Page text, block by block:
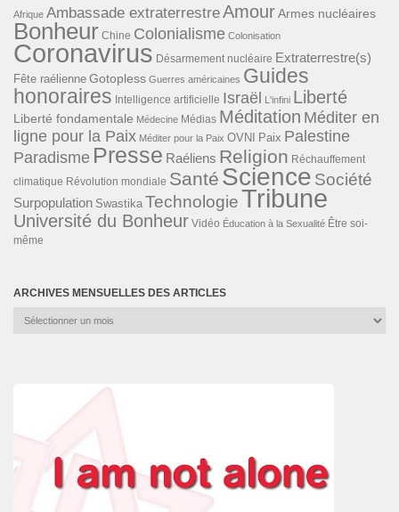
Afrique Ambassade extraterrestreAmourArmes nucléaires
Bonheur Chine Colonialisme Colonisation
Coronavirus Désarmement nucléaire Extraterrestre(s)
Fête raélienne Gotopless Guerres américaines Guides
honoraires Intelligence artificielle Israël L'infini Liberté
Liberté fondamentale Médecine Médias Méditation Méditer en
ligne pour la Paix Méditer pour la Paix OVNI Paix Palestine
Paradisme Presse Raéliens Religion Réchauffement
climatique Révolution mondiale Santé Science Société
Surpopulation Swastika TechnologieTribune
Université du Bonheur Vidéo Éducation à la Sexualité Être soi-
même
ARCHIVES MENSUELLES DES ARTICLES
Archives